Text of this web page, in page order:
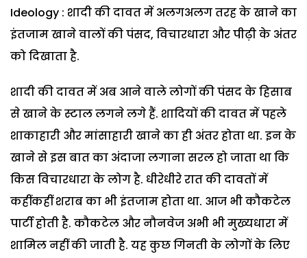
Ideology : शादी की दावत में अलगअलग तरह के खाने का
इंतजाम खाने वालों की पंसद, विचारधारा और पीढ़ी के अंतर
को दिखाता है.
शादी की दावत में अब आने वाले लोगों की पंसद के हिसाब
से खाने के स्टाल लगने लगे हैं. शादियों की दावत में पहले
शाकाहारी और मांसाहारी खाने का ही अंतर होता था. इन के
खाने से इस बात का अंदाजा लगाना सरल हो जाता था कि
किस विचारधारा के लोग है. धीरेधीरे रात की दावतों में
कहींकहीं शराब का भी इंतजाम होता था. आज भी कौकटेल
पार्टी होती है. कौकटेल और नौनवेज अभी भी मुख्यधारा में
शामिल नहीं की जाती है. यह कुछ गिनती के लोगों के लिए